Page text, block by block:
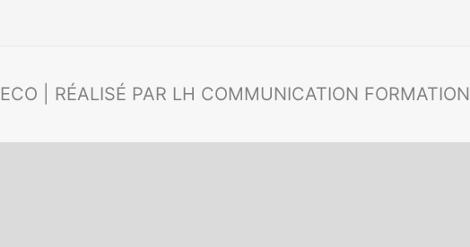
| RÉALISÉ PAR LH COMMUNICATION FORMATION